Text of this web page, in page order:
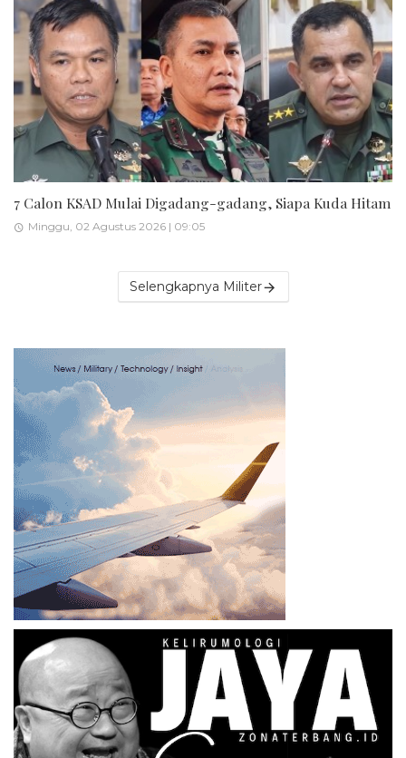
7 Calon KSAD Mulai Digadang-gadang, Siapa Kuda Hitam
Minggu, 02 Agustus 2026 | 09:05
Selengkapnya Militer